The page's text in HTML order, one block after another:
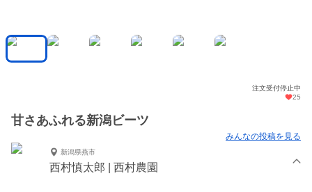
注文受付停止中
25
甘さあふれる新潟ビーツ
みんなの投稿を見る
新潟県燕市
西村慎太郎 | 西村農園